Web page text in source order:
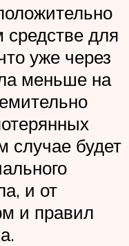
для
уже через
меньше на
случае будет
и от
и правил